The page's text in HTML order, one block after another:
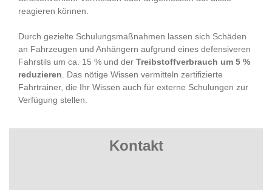
reagieren können.
Durch gezielte Schulungsmaßnahmen lassen sich Schäden
an Fahrzeugen und Anhängern aufgrund eines defensiveren
Fahrstils um ca. 15 % und der Treibstoffverbrauch um 5 %
reduzieren. Das nötige Wissen vermitteln zertifizierte
Fahrtrainer, die Ihr Wissen auch für externe Schulungen zur
Verfügung stellen.
Kontakt